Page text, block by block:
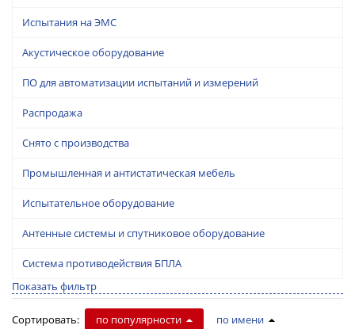
Испытания на ЭМС
Акустическое оборудование
ПО для автоматизации испытаний и измерений
Распродажа
Снято с производства
Промышленная и антистатическая мебель
Испытательное оборудование
Антенные системы и спутниковое оборудование
Система противодействия БПЛА
Показать фильтр
Сортировать: по популярности по имени